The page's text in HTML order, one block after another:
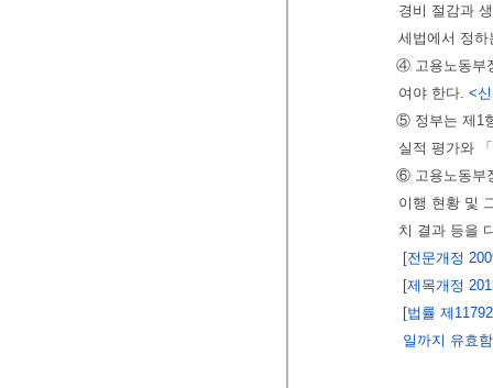
경비 절감과
세법에서 정
④ 고용노동부
여야 한다. <
⑤ 정부는 제1
실적 평가와
⑥ 고용노동부
이행 현황 및
치 결과 등을
[전문개정
[제목개정
[법률 제
일까지 유효